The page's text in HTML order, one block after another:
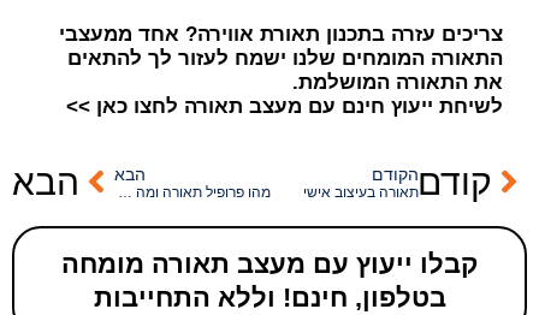
צריכים עזרה בתכנון תאורת אווירה? אחד ממעצבי
התאורה המומחים שלנו ישמח לעזור לך להתאים
את התאורה המושלמת.
לשיחת ייעוץ חינם עם מעצב תאורה לחצו כאן >>
קודםהקודם
תאורה בעיצוב אישי
הבא הבא
קבלו ייעוץ עם מעצב תאורה מומחה
בטלפון, חינם! וללא התחייבות